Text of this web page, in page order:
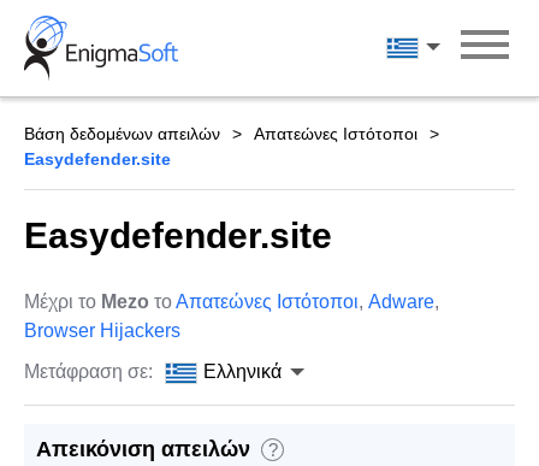
Skip
content
Ελληνικά
Βάση δεδομένων απειλών
Απατεώνες Ιστότοποι
Easydefender.site
Easydefender.site
Μέχρι το Mezo τοΑπατεώνες Ιστότοποι, Adware,
Browser Hijackers
Μετάφραση σε:
Ελληνικά
Απεικόνιση απειλών ?